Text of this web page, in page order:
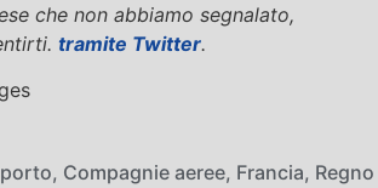
che non abbiamo segnalato,
tramite Twitter.
, Compagnie aeree, Francia, Regno